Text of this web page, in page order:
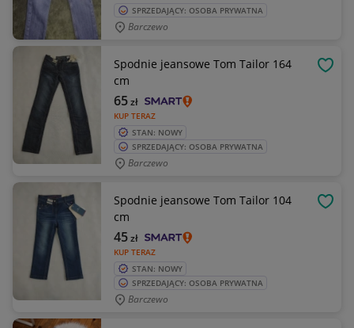
SPRZEDAJĄCY: OSOBA PRYWATNA
Barczewo
Spodnie jeansowe Tom Tailor 164
cm
KUP TERAZ
65zł
STAN: NOWY
SPRZEDAJĄCY: OSOBA PRYWATNA
Barczewo
Spodnie jeansowe Tom Tailor 104
cm
KUP TERAZ
45zł
STAN: NOWY
SPRZEDAJĄCY: OSOBA PRYWATNA
Barczewo